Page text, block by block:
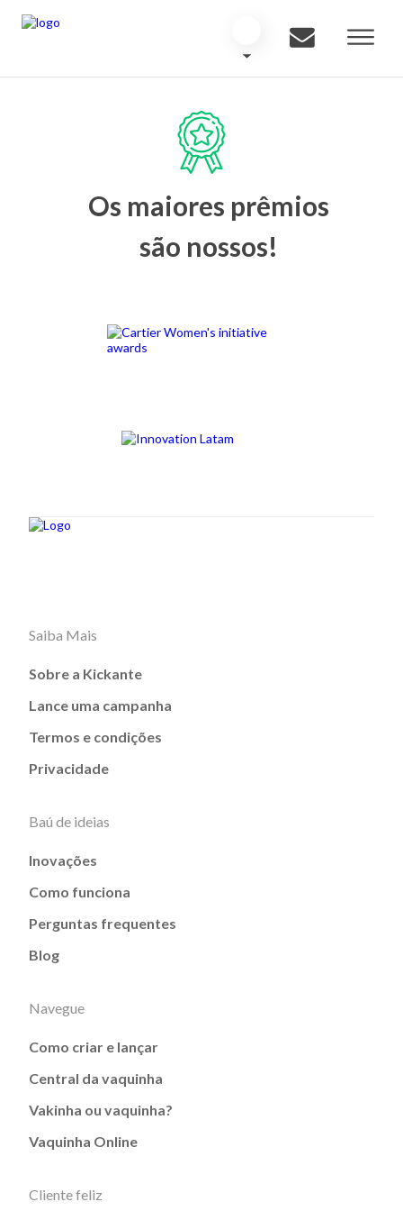
Os maiores prêmios
são nossos!
Saiba Mais
Sobre a Kickante
Lance uma campanha
Termos e condições
Privacidade
Baú de ideias
Inovações
Como funciona
Perguntas frequentes
Blog
Navegue
Como criar e lançar
Central da vaquinha
Vakinha ou vaquinha?
Vaquinha Online
Cliente feliz